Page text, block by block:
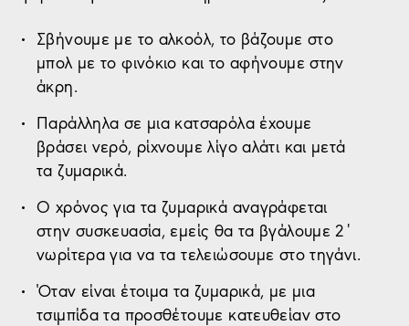
Σβήνουμε με το αλκοόλ, το βάζουμε στο
μπολ με το φινόκιο και το αφήνουμε στην
άκρη.
Παράλληλα σε μια κατσαρόλα έχουμε
βράσει νερό, ρίχνουμε λίγο αλάτι και μετά
τα ζυμαρικά.
Ο χρόνος για τα ζυμαρικά αναγράφεται
στην συσκευασία, εμείς θα τα βγάλουμε 2΄
νωρίτερα για να τα τελειώσουμε στο τηγάνι.
Όταν είναι έτοιμα τα ζυμαρικά, με μια
τσιμπίδα τα προσθέτουμε κατευθείαν στο